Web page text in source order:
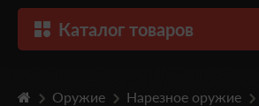
Каталог товаров
Оружие Нарезное оружие